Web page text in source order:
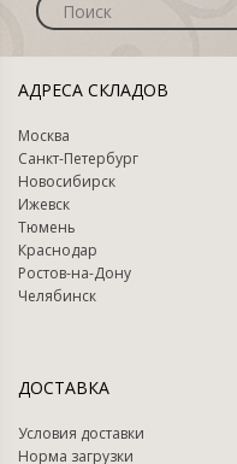
АДРЕСА СКЛАДОВ
Москва
Санкт-Петербург
Новосибирск
Ижевск
Тюмень
Краснодар
Ростов-на-Дону
Челябинск
ДОСТАВКА
Условия доставки
Норма загрузки